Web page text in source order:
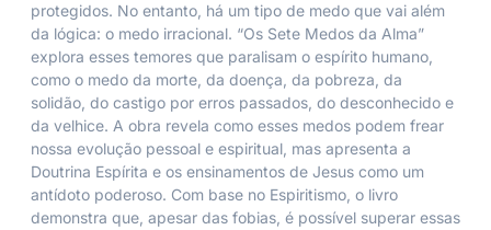
protegidos. No entanto, há um tipo de medo que vai além
da lógica: o medo irracional. “Os Sete Medos da Alma”
explora esses temores que paralisam o espírito humano,
como o medo da morte, da doença, da pobreza, da
solidão, do castigo por erros passados, do desconhecido e
da velhice. A obra revela como esses medos podem frear
nossa evolução pessoal e espiritual, mas apresenta a
Doutrina Espírita e os ensinamentos de Jesus como um
antídoto poderoso. Com base no Espiritismo, o livro
demonstra que, apesar das fobias, é possível superar essas